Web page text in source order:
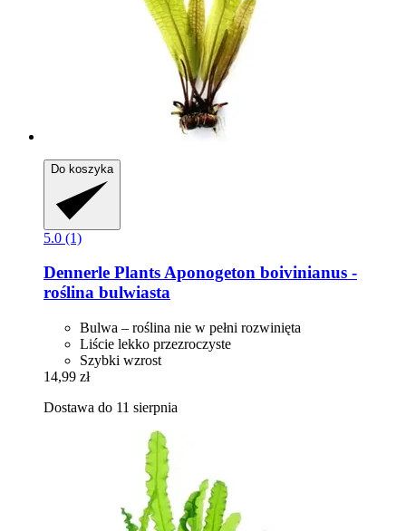
Do koszyka
5.0 (1)
Dennerle PlantsAponogeton boivinianus -​
roślina bulwiasta
Bulwa – roślina nie w pełni rozwinięta
Liście lekko przezroczyste
Szybki wzrost
14,99 zł
Dostawa do 11 sierpnia